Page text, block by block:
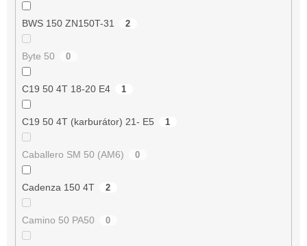
BWS 150 ZN150T-31 2
Byte 50 0
C19 50 4T 18-20 E4 1
C19 50 4T (karburátor) 21- E5 1
Caballero SM 50 (AM6) 0
Cadenza 150 4T 2
Camino 50 PA50 0